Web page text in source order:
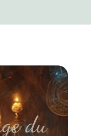
du